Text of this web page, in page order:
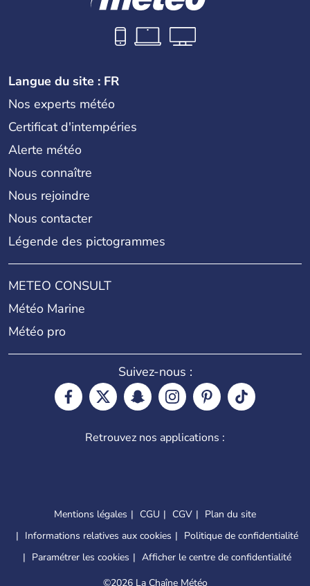
Langue du site : FR
Nos experts météo
Certificat d'intempéries
Alerte météo
Nous connaître
Nous rejoindre
Nous contacter
Légende des pictogrammes
METEO CONSULT
Météo Marine
Météo pro
Suivez-nous :
Retrouvez nos applications :
Mentions légales CGU CGV
Plan du site
Informations relatives aux cookies
Politique de confidentialité
Paramétrer les cookies
Afficher le centre de confidentialité
©2026 La Chaîne Météo